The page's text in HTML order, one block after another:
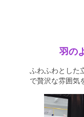
羽の
ふわふわとした
で贅沢な雰囲気